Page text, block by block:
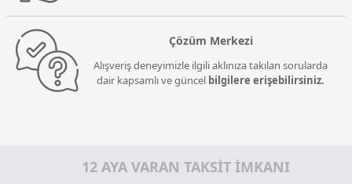
Çözüm Merkezi
Alışveriş deneyimizle ilgili aklınıza takılan sorularda
dair kapsamlı ve güncel bilgilere erişebilirsiniz.
12 AYA VARAN TAKSİT İMKANI